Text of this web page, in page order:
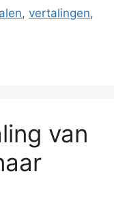
, vertalingen,
van